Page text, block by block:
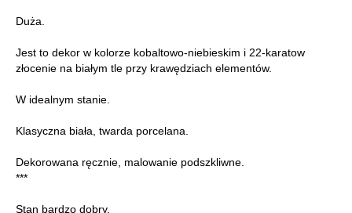
Duża.
Jest to dekor w kolorze kobaltowo-niebieskim i 22-karatow
złocenie na białym tle przy krawędziach elementów.
W idealnym stanie.
Klasyczna biała, twarda porcelana.
Dekorowana ręcznie, malowanie podszkliwne.
***
Stan bardzo dobry.